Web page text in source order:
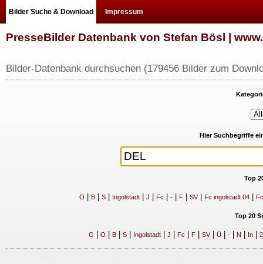
Bilder Suche & Download Impressum
PresseBilder Datenbank von Stefan Bösl |
Bilder-Datenbank durchsuchen (179456 Bilder zum
Hier Suchbegriffe
Top
O B| S| Ingolstadt| J Fc -| F| SV| Fc ingolstadt 04|
Top 20
G O B| S| Ingolstadt| J Fc F| SV| Ü| -| N In| 2